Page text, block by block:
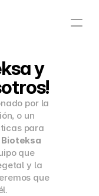
y
por la
o un
para
Bioteksa
que
y la
que